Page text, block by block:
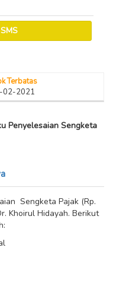
SMS
Terbatas
02-2021
Penyelesaian Sengketa
Sengketa Pajak (Rp.
Khoirul Hidayah. Berikut